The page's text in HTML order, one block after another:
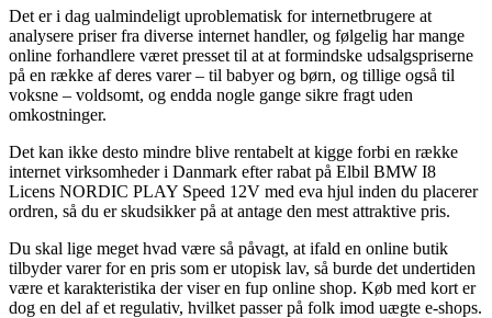
Det er i dag ualmindeligt uproblematisk for internetbrugere at
analysere priser fra diverse internet handler, og følgelig har mange
online forhandlere været presset til at at formindske udsalgspriserne
på en række af deres varer – til babyer og børn, og tillige også til
voksne – voldsomt, og endda nogle gange sikre fragt uden
omkostninger.
Det kan ikke desto mindre blive rentabelt at kigge forbi en række
internet virksomheder i Danmark efter rabat på Elbil BMW I8
Licens NORDIC PLAY Speed 12V med eva hjul inden du placerer
ordren, så du er skudsikker på at antage den mest attraktive pris.
Du skal lige meget hvad være så påvagt, at ifald en online butik
tilbyder varer for en pris som er utopisk lav, så burde det undertiden
være et karakteristika der viser en fup online shop. Køb med kort er
dog en del af et regulativ, hvilket passer på folk imod uægte e-shops.